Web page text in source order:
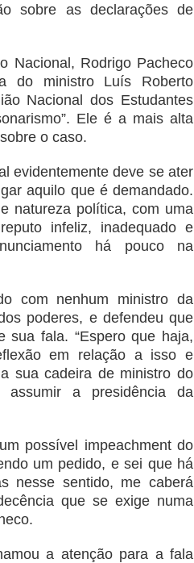
sobre as declarações de
Nacional, Rodrigo Pacheco
do ministro Luís Roberto
Nacional dos Estudantes
Ele é a mais alta
o caso.
evidentemente deve se ater
aquilo que é demandado.
natureza política, com uma
infeliz, inadequado e
há pouco na
com nenhum ministro da
poderes, e defendeu que
sua fala. “Espero que haja,
em relação a isso e
sua cadeira de ministro do
assumir a presidência da
possível impeachment do
um pedido, e sei que há
nesse sentido, me caberá
que se exige numa
a atenção para a fala